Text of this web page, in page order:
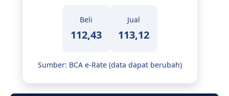
Beli
112,43
Jual
113,12
Sumber: BCA e-Rate (data dapat berubah)